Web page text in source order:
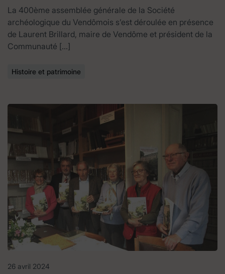
La 400ème assemblée générale de la Société
archéologique du Vendômois s’est déroulée en présence
de Laurent Brillard, maire de Vendôme et président de la
Communauté […]
Histoire et patrimoine
26 avril 2024